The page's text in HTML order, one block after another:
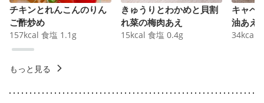
チキンとれんこんのりん
ご酢炒め
157kcal 食塩 1.1 g
きゅうりとわかめと貝割
れ菜の梅肉あえ
15kcal 食塩 0.4g
キャベ
油あえ
34kcal
もっと見る